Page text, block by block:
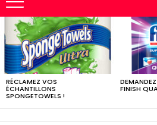
LES
DERNIERS
ÉCHANTILLONS
RÉCLAMEZ VOS
ÉCHANTILLONS
SPONGETOWELS !
FINISH